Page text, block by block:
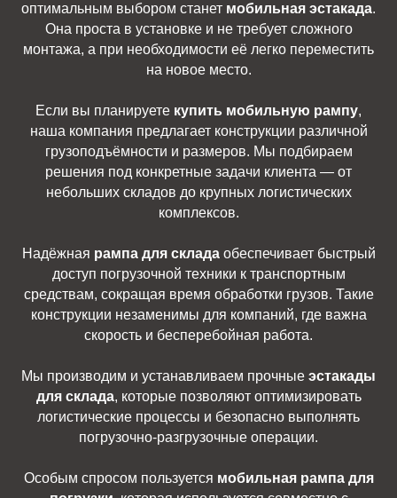
оптимальным выбором станет мобильная эстакада.
Она проста в установке и не требует сложного
монтажа, а при необходимости её легко переместить
на новое место.
Если вы планируете купить мобильную рампу,
наша компания предлагает конструкции различной
грузоподъёмности и размеров. Мы подбираем
решения под конкретные задачи клиента — от
небольших складов до крупных логистических
комплексов.
Надёжная рампа для складаобеспечивает быстрый
доступ погрузочной техники к транспортным
средствам, сокращая время обработки грузов. Такие
конструкции незаменимы для компаний, где важна
скорость и бесперебойная работа.
Мы производим и устанавливаем прочные эстакады
для склада, которые позволяют оптимизировать
логистические процессы и безопасно выполнять
погрузочно-разгрузочные операции.
Особым спросом пользуется мобильная рампа для